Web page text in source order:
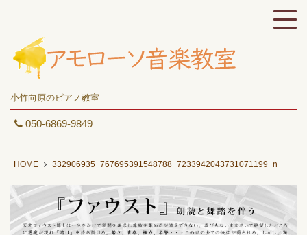
小竹向原のピアノ教室
050-6869-9849
HOME 332906935_767695391548788_7233942043731071199_n